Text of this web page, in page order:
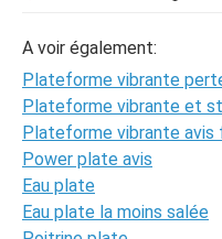
A voir également:
Plateforme vibrante
Plateforme vibrante et
Plateforme vibrante avis
Power plate avis
Eau plate
Eau plate la moins salée